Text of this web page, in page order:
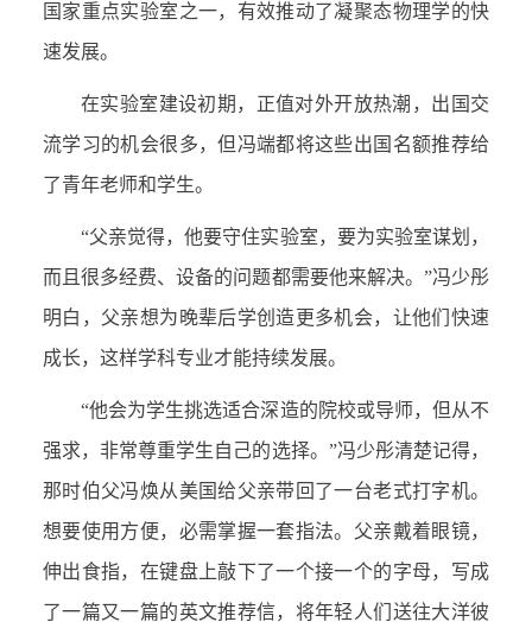
国家重点实验室之一，有效推动了凝聚态物理学的快
速发展。
在实验室建设初期，正值对外开放热潮，出国交
流学习的机会很多，但冯端都将这些出国名额推荐给
了青年老师和学生。
“父亲觉得，他要守住实验室，要为实验室谋划，
而且很多经费、设备的问题都需要他来解决。”冯少彤
明白，父亲想为晚辈后学创造更多机会，让他们快速
成长，这样学科专业才能持续发展。
“他会为学生挑选适合深造的院校或导师，但从不
强求，非常尊重学生自己的选择。”冯少彤清楚记得，
那时伯父冯焕从美国给父亲带回了一台老式打字机。
想要使用方便，必需掌握一套指法。父亲戴着眼镜，
伸出食指，在键盘上敲下了一个接一个的字母，写成
了一篇又一篇的英文推荐信，将年轻人们送往大洋彼